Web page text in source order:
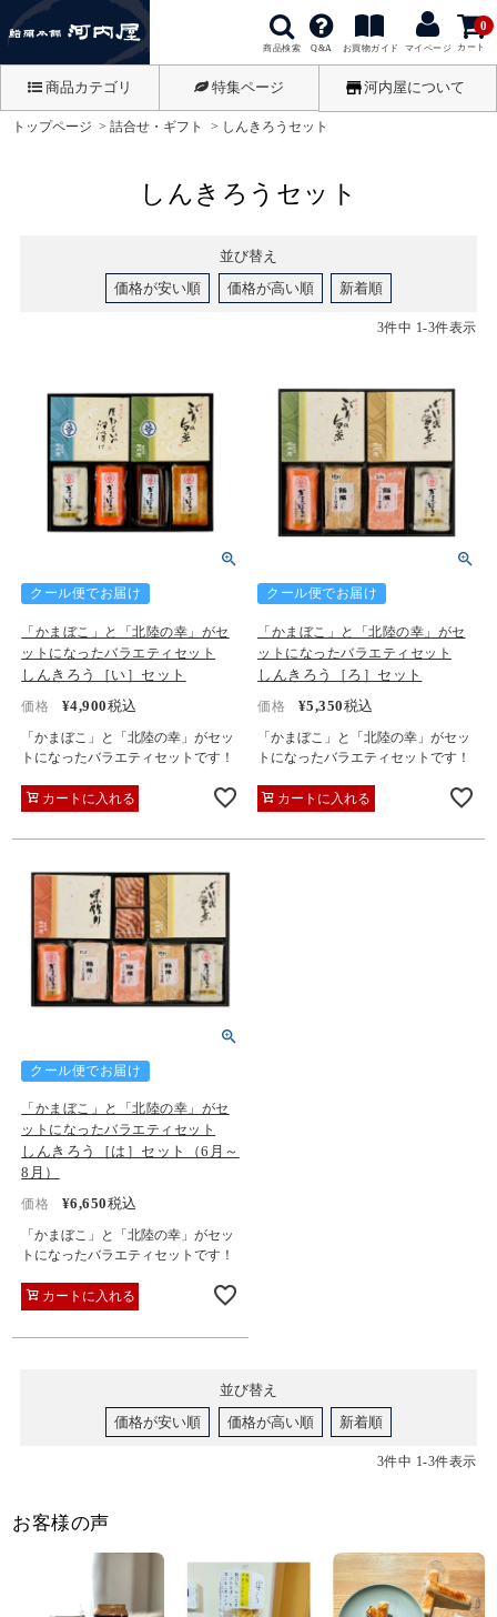
商品検索 Q&A お買物ガイド マイページ カート
0
商品カテゴリ 特集ページ 河内屋について
トップページ 詰合せ・ギフト しんきろうセット
しんきろうセット
並び替え
価格が安い順
価格が高い順 新着順
3件中 1-3件表示
クール便でお届け
「かまぼこ」と「北陸の幸」がセ
ットになったバラエティセット
しんきろう［い］セット
価格 ¥4,900税込
「かまぼこ」と「北陸の幸」がセッ
トになったバラエティセットです！
カートに入れる
クール便でお届け
「かまぼこ」と「北陸の幸」がセ
ットになったバラエティセット
しんきろう［ろ］セット
価格 ¥5,350税込
「かまぼこ」と「北陸の幸」がセッ
トになったバラエティセットです！
カートに入れる
クール便でお届け
「かまぼこ」と「北陸の幸」がセ
ットになったバラエティセット
しんきろう［は］セット（6月～
8月）
価格 ¥6,650税込
「かまぼこ」と「北陸の幸」がセッ
トになったバラエティセットです！
カートに入れる
並び替え
価格が安い順
価格が高い順 新着順
3件中 1-3件表示
お客様の声